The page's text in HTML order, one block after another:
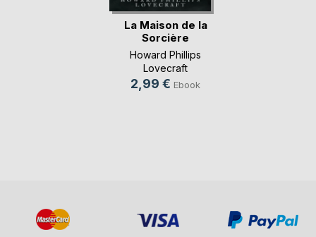
La Maison de la
Sorcière
Howard Phillips
Lovecraft
2,99 € Ebook